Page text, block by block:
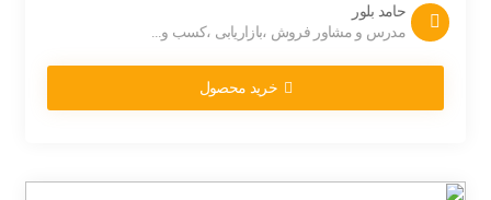
حامد بلور
مدرس و مشاور فروش ،بازاریابی ،کسب و...
خرید محصول